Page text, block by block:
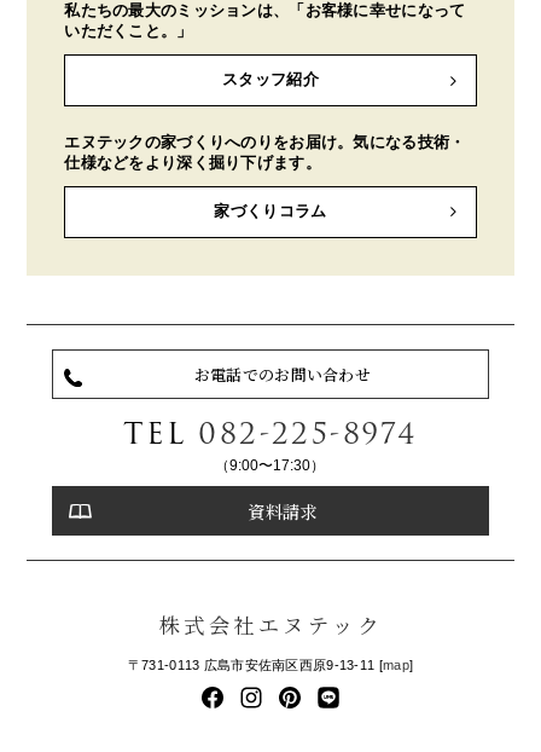
私たちの最大のミッションは、「お客様に幸せになって
いただくこと。」
スタッフ紹介
エヌテックの家づくりへのりをお届け。気になる技術・
仕様などをより深く掘り下げます。
家づくりコラム
お電話でのお問い合わせ
TEL 082-225-8974
（9:00〜17:30）
資料請求
株式会社エヌテック
〒731-0113 広島市安佐南区西原9-13-11 [map]